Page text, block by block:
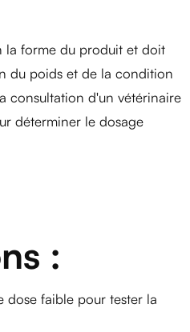
la forme du produit et doit
du poids et de la condition
consultation d'un vétérinaire
déterminer le dosage
:
dose faible pour tester la